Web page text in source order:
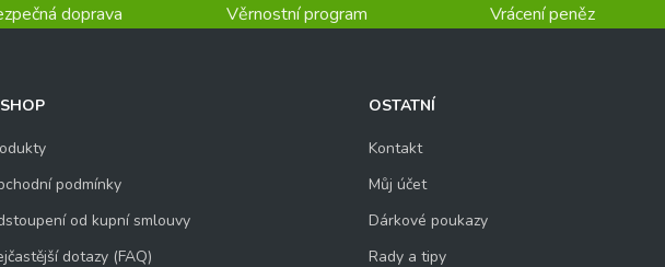
doprava Věrnostní program Vrácení peněz
podmínky
od kupní smlouvy
dotazy (FAQ)
OSTATNÍ
Kontakt
Můj účet
Dárkové poukazy
Rady a tipy